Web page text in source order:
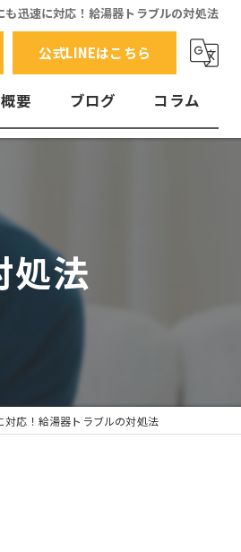
も迅速に対応！給湯器トラブルの対処法
公式LINEはこちら
要 ブログ コラム
処法
対応！給湯器トラブルの対処法